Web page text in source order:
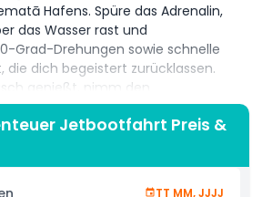
Hafens. Spüre das Adrenalin,
das Wasser rast und
Grad-Drehungen sowie schnelle
die dich begeistert zurücklassen.
genießt, nimm den
auf Aucklands ikonische Skyline, die
Rangitoto Insel auf.
Jetbootfahrt Preis &
TT MM, JJJJ